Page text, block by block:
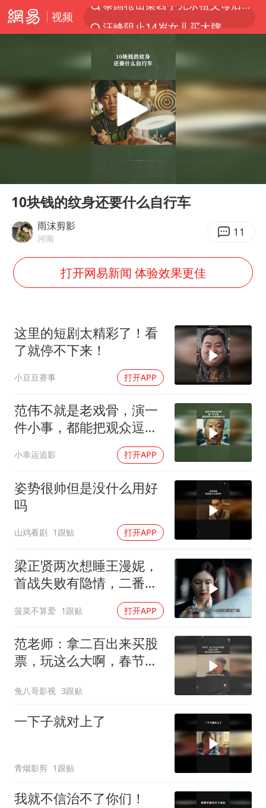
视频
泰国校园枪击案死亡人数升至7人
王力宏演唱会黄牛带观众藏匿被查获
DeepSeek投资宇树科技意味什么
四川宜宾市高县发生4.9级地震
“立秋的第一杯奶茶”又爆单了
国防部回应日本试射“战斧”导弹
曝美拒绝乌增购“爱国者”导弹请求
东方之约 相约未来
Play
10块钱的纹身还要什么自行车
雨沫剪影
河南 11
打开网易新闻 体验效果更佳
这里的短剧太精彩了！看
了就停不下来！
小豆豆赛事 打开APP
范伟不就是老戏骨，演一
件小事，都能把观众逗的
小幸运追影 打开APP
姿势很帅但是没什么用好
吗
山鸡看剧 1跟贴 打开APP
梁正贤两次想睡王漫妮，
首战失败有隐情，二番她
菠菜不算爱 1跟贴 打开APP
范老师：拿二百出来买股
票，玩这么大啊，春节档
兔八哥影视 3跟贴
一下子就对上了
青烟影剪 1跟贴
我就不信治不了你们！